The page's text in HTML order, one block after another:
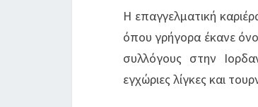
Η επαγγελματική
όπου γρήγορα έκανε
συλλόγους στην
εγχώριες λίγκες και